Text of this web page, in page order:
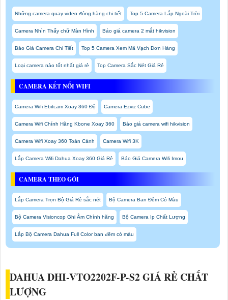
Những camera quay video đóng hàng chi tiết Top 5 Camera Lắp Ngoài Trời
Camera Nhìn Thấy chữ Màn Hình Báo giá camera 2 mắt hikvision
Báo Giá Camera Chi Tiết Top 5 Camera Xem Mã Vạch Đơn Hàng
Loại camera nào tốt nhất giá rẻ Top Camera Sắc Nét Giá Rẻ
CAMERA KẾT NỐI WIFI
Camera Wifi Ebitcam Xoay 360 Độ Camera Ezviz Cube
Camera Wifi Chính Hãng Kbone Xoay 360 Báo giá camera wifi hikvision
Camera Wifi Xoay 360 Toàn Cảnh Camera Wifi 3K
Lắp Camera Wifi Dahua Xoay 360 Giá Rẻ Báo Giá Camera Wifi Imou
CAMERA THEO GÓI
Lắp Camera Trọn Bộ Giá Rẻ sắc nét Bộ Camera Ban Đêm Có Màu
Bộ Camera Visioncop Ghi Âm Chính hãng Bộ Camera Ip Chất Lượng
Lắp Bộ Camera Dahua Full Color ban đêm có màu
DAHUA DHI-VTO2202F-P-S2 GIÁ RẺ CHẤT
LƯỢNG